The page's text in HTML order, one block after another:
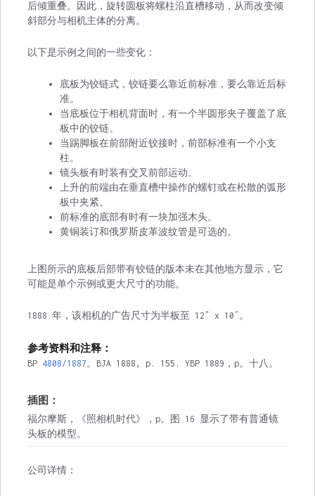
后倾重叠。因此，旋转圆板将螺柱沿直槽移动，从而改变倾
斜部分与相机主体的分离。
以下是示例之间的一些变化：
底板为铰链式，铰链要么靠近前标准，要么靠近后标
准。
当底板位于相机背面时，有一个半圆形夹子覆盖了底
板中的铰链。
当踢脚板在前部附近铰接时，前部标准有一个小支
柱。
镜头板有时装有交叉前部运动。
上升的前端由在垂直槽中操作的螺钉或在松散的弧形
板中夹紧。
前标准的底部有时有一块加强木头。
黄铜装订和俄罗斯皮革波纹管是可选的。
上图所示的底板后部带有铰链的版本未在其他地方显示，它
可能是单个示例或更大尺寸的功能。
1888 年，该相机的广告尺寸为半板至 12″ x 10″。
参考资料和注释：
BP 4808/1887。BJA 1888, p. 155. YBP 1889，p。十八。
插图：
福尔摩斯，《照相机时代》，p。图 16 显示了带有普通镜
头板的模型。
公司详情：